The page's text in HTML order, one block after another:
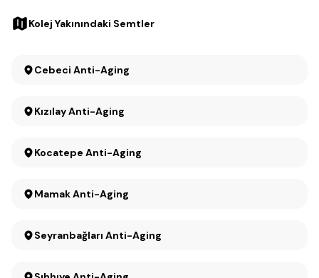
Kolej Yakınındaki Semtler
Cebeci Anti-Aging
Kızılay Anti-Aging
Kocatepe Anti-Aging
Mamak Anti-Aging
Seyranbağları Anti-Aging